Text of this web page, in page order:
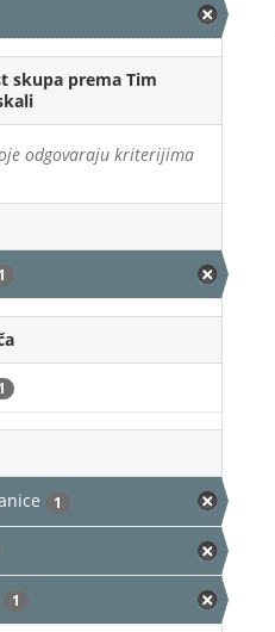
skupa prema Tim
odgovaraju kriterijima
1
1
1
1